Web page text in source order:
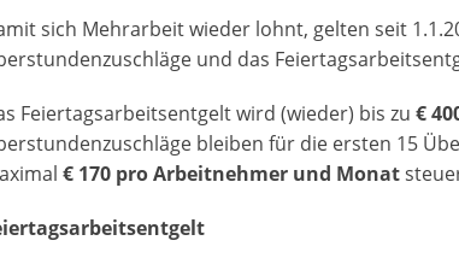
sich Mehrarbeit wieder lohnt, gelten seit
und das
Feiertagsarbeitsentgelt wird (wieder) bis zu€
bleiben für die ersten 15
€ 170 pro Arbeitnehmer und Monat